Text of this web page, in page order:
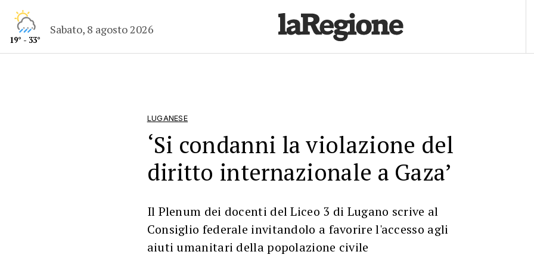
19° - 33°
Sabato, 8 agosto 2026
LUGANESE
‘Si condanni la violazione del
diritto internazionale a Gaza’
Il Plenum dei docenti del Liceo 3 di Lugano scrive al
Consiglio federale invitandolo a favorire l'accesso agli
aiuti umanitari della popolazione civile